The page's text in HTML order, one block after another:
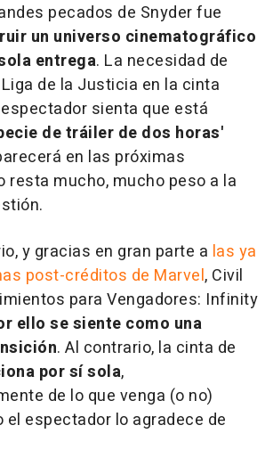
pecados de Snyder fue
un universo cinematográfico
entrega. La necesidad de
de la Justicia en la cinta
sienta que está
de tráiler de dos horas'
en las próximas
resta mucho, mucho peso a la
y gracias en gran parte a las ya
post-créditos de Marvel, Civil
para Vengadores: Infinity
ello se siente como una
. Al contrario, la cinta de
por sí sola,
de lo que venga (o no)
el espectador lo agradece de